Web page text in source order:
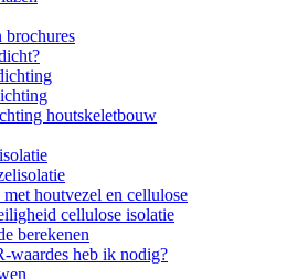
brochures
houtskeletbouw
met houtvezel en cellulose
cellulose isolatie
berekenen
waardes heb ik nodig?